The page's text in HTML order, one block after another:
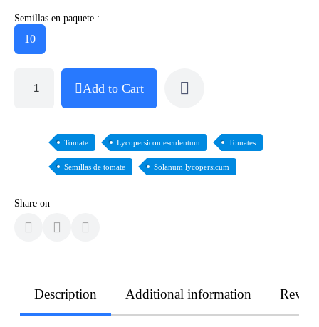
Semillas en paquete :
10
Add to Cart
Tomate Lycopersicon esculentum Tomates
Semillas de tomate Solanum lycopersicum
Share on
Description Additional information